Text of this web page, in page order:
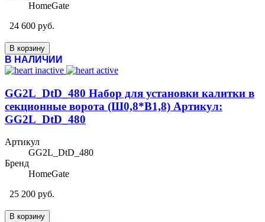
HomeGate
24 600 руб.
В корзину
В НАЛИЧИИ
GG2L_DtD_480 Набор для установки калитки в
секционные ворота (Ш0,8*В1,8) Артикул:
GG2L_DtD_480
Артикул
GG2L_DtD_480
Бренд
HomeGate
25 200 руб.
В корзину